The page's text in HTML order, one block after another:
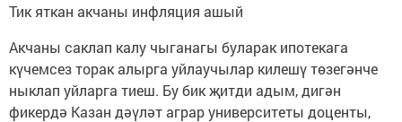
Тик яткан акчаны инфляция ашый
Акчаны саклап калу чыганагы буларак ипотекага
күчемсез торак алырга уйлаучылар килешү төзегәнче
ныклап уйларга тиеш. Бу бик җитди адым, дигән
фикердә Казан дәүләт аграр университеты доценты,